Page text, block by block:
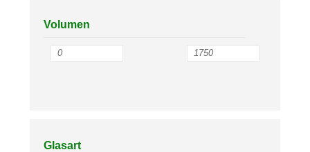
Volumen
Glasart